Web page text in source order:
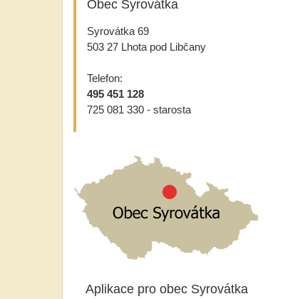
Obec Syrovátka
Syrovátka 69
503 27 Lhota pod Libčany
Telefon:
495 451 128
725 081 330 - starosta
Aplikace pro obec Syrovátka